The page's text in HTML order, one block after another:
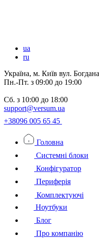
ua
ru
Україна, м. Київ вул.
Пн.-Пт. з 09:00 до 19:00
Сб. з 10:00 до 18:00
support@versum.ua
+38096 005 65 45
Головна
Системні блоки
Конфігуратор
Периферія
Комплектуючі
Ноутбуки
Блог
Про компанію